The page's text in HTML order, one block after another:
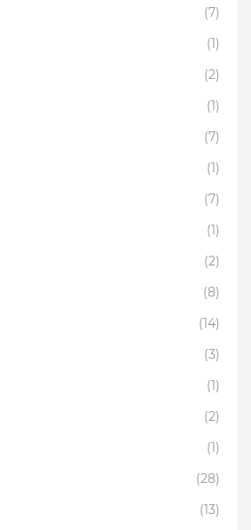
(7)
(1)
(2)
(1)
(7)
(1)
(7)
(1)
(2)
(8)
(14)
(3)
(1)
(2)
(1)
(28)
(13)